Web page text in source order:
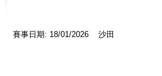
賽事日期: 18/01/2026 沙田